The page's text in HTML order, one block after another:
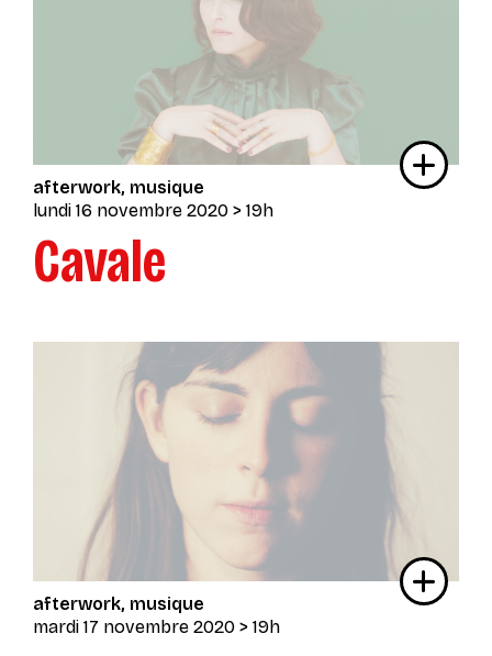
afterwork musique
lundi 16 novembre 2020 > 19h
Cavale
afterwork musique
mardi 17 novembre 2020 > 19h